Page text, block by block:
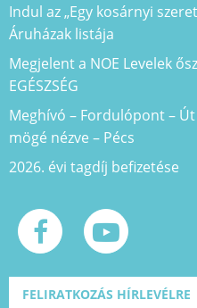
Indul az „Egy kosárnyi
Áruházak listája
Megjelent a NOE Levelek
EGÉSZSÉG
Meghívó – Fordulópont –
mögé nézve – Pécs
2026. évi tagdíj befizetése
FELIRATKOZÁS HÍRLEVÉLRE